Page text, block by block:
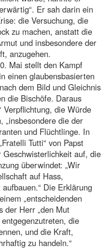
Er sah darin ein
die Versuchung, die
zu machen, anstatt die
und insbesondere der
anzugehen.
Mai stellt den Kampf
einen glaubensbasierten
dem Bild und Gleichnis
die Bischöfe. Daraus
Verpflichtung, die Würde
„insbesondere die der
und Flüchtlinge. In
Tutti“ von Papst
auf, die
überwindet: „Wir
auf Hass,
Die Erklärung
„entscheidenden
der Herr „den Mut
die
und die Kraft,
zu handeln.“